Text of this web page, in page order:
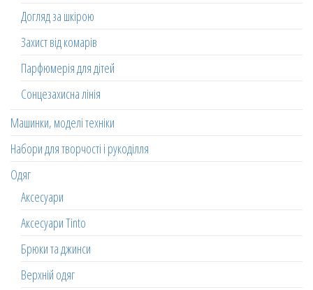
Догляд за шкірою
Захист від комарів
Парфюмерія для дітей
Сонцезахисна лінія
Машинки, моделі техніки
Набори для творчості і рукоділля
Одяг
Аксесуари
Аксесуари Tinto
Брюки та джинси
Верхній одяг